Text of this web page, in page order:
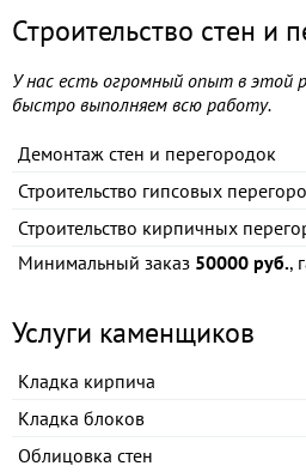
Строительство стен и
У нас есть огромный опыт в этой
быстро выполняем всю работу.
Демонтаж стен и перегородок
Строительство гипсовых
Строительство кирпичных
Минимальный заказ 50000 руб.,
Услуги каменщиков
Кладка кирпича
Кладка блоков
Облицовка стен